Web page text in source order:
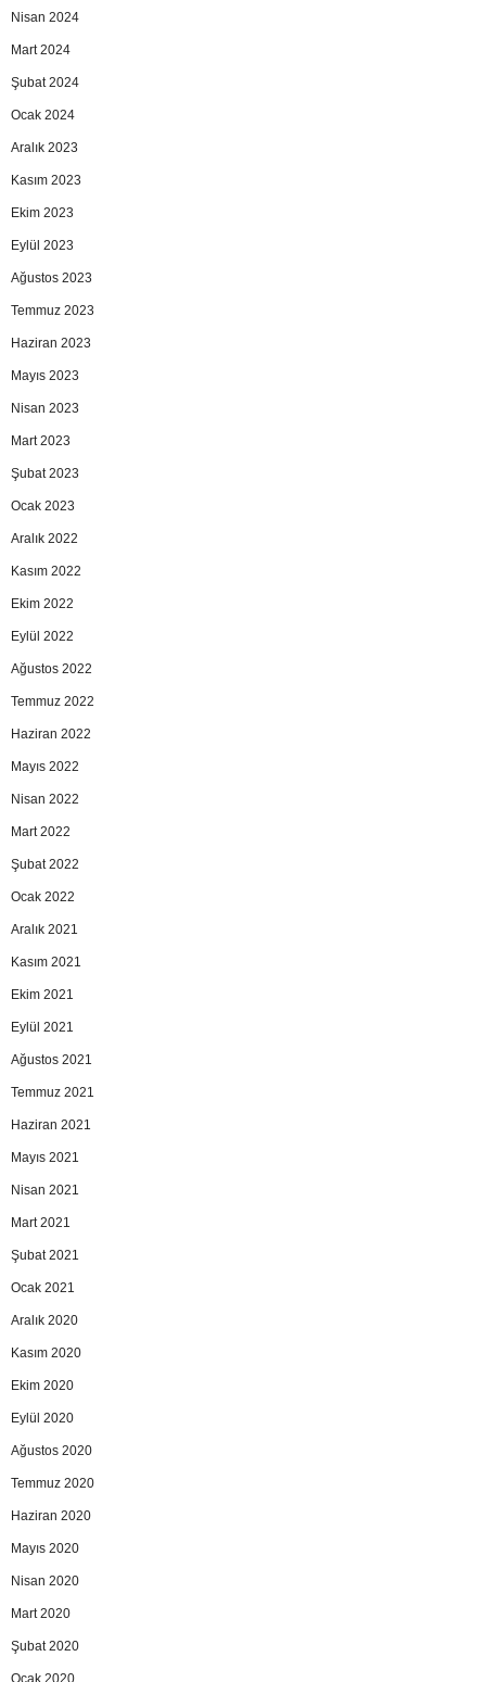
Nisan 2024
Mart 2024
Şubat 2024
Ocak 2024
Aralık 2023
Kasım 2023
Ekim 2023
Eylül 2023
Ağustos 2023
Temmuz 2023
Haziran 2023
Mayıs 2023
Nisan 2023
Mart 2023
Şubat 2023
Ocak 2023
Aralık 2022
Kasım 2022
Ekim 2022
Eylül 2022
Ağustos 2022
Temmuz 2022
Haziran 2022
Mayıs 2022
Nisan 2022
Mart 2022
Şubat 2022
Ocak 2022
Aralık 2021
Kasım 2021
Ekim 2021
Eylül 2021
Ağustos 2021
Temmuz 2021
Haziran 2021
Mayıs 2021
Nisan 2021
Mart 2021
Şubat 2021
Ocak 2021
Aralık 2020
Kasım 2020
Ekim 2020
Eylül 2020
Ağustos 2020
Temmuz 2020
Haziran 2020
Mayıs 2020
Nisan 2020
Mart 2020
Şubat 2020
Ocak 2020